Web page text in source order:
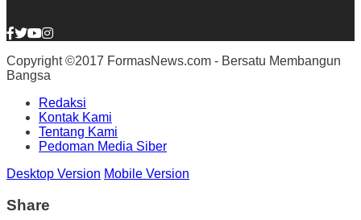
Copyright ©2017 FormasNews.com - Bersatu Membangun
Bangsa
Redaksi
Kontak Kami
Tentang Kami
Pedoman Media Siber
Desktop Version Mobile Version
Share